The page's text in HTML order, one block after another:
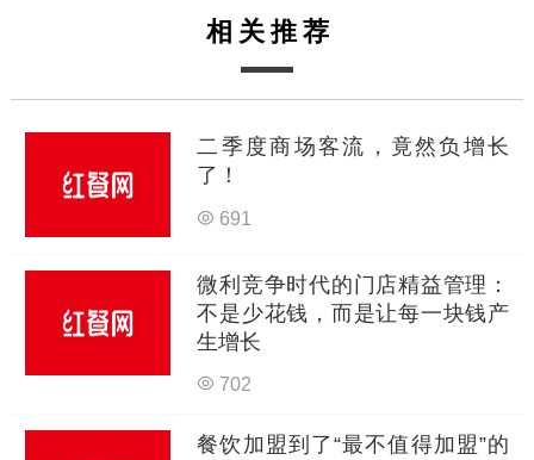
相关推荐
二季度商场客流，竟然负增长
了！
691
微利竞争时代的门店精益管理：
不是少花钱，而是让每一块钱产
生增长
702
餐饮加盟到了“最不值得加盟”的